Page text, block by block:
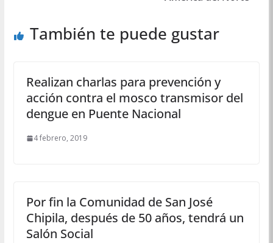
También te puede gustar
Realizan charlas para prevención y
acción contra el mosco transmisor del
dengue en Puente Nacional
4 febrero, 2019
Por fin la Comunidad de San José
Chipila, después de 50 años, tendrá un
Salón Social